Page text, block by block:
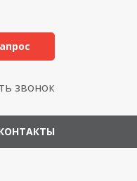
звонок